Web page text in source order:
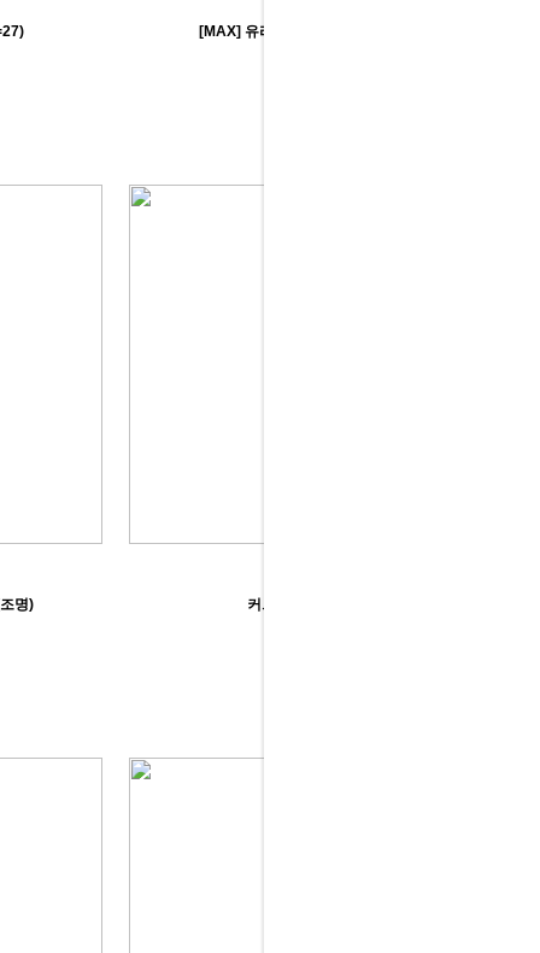
[MAX] 유리원형테이블(1000파이)
명) 커트 플라스틱 의자